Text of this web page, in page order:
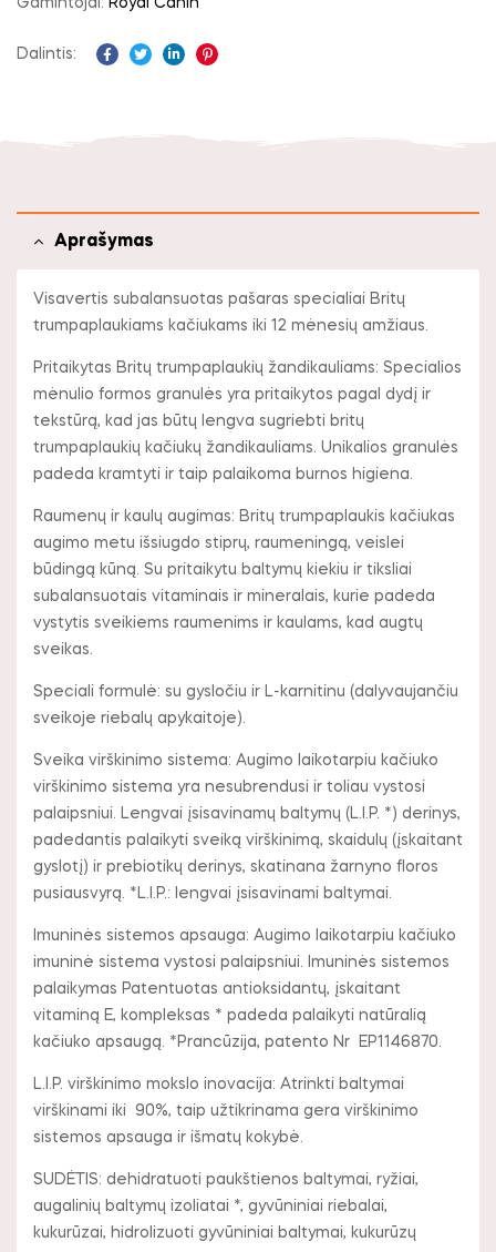
Dalintis:
Aprašymas
Visavertis subalansuotas pašaras specialiai Britų
trumpaplaukiams kačiukams iki 12 mėnesių amžiaus.
Pritaikytas Britų trumpaplaukių žandikauliams: Specialios
mėnulio formos granulės yra pritaikytos pagal dydį ir
tekstūrą, kad jas būtų lengva sugriebti britų
trumpaplaukių kačiukų žandikauliams. Unikalios granulės
padeda kramtyti ir taip palaikoma burnos higiena.
Raumenų ir kaulų augimas: Britų trumpaplaukis kačiukas
augimo metu išsiugdo stiprų, raumeningą, veislei
būdingą kūną. Su pritaikytu baltymų kiekiu ir tiksliai
subalansuotais vitaminais ir mineralais, kurie padeda
vystytis sveikiems raumenims ir kaulams, kad augtų
sveikas.
Speciali formulė: su gysločiu ir L-karnitinu (dalyvaujančiu
sveikoje riebalų apykaitoje).
Sveika virškinimo sistema: Augimo laikotarpiu kačiuko
virškinimo sistema yra nesubrendusi ir toliau vystosi
palaipsniui. Lengvai įsisavinamų baltymų (L.I.P. *) derinys,
padedantis palaikyti sveiką virškinimą, skaidulų (įskaitant
gyslotį) ir prebiotikų derinys, skatinana žarnyno floros
pusiausvyrą. *L.I.P.: lengvai įsisavinami baltymai.
Imuninės sistemos apsauga: Augimo laikotarpiu kačiuko
imuninė sistema vystosi palaipsniui. Imuninės sistemos
palaikymas Patentuotas antioksidantų, įskaitant
vitaminą E, kompleksas * padeda palaikyti natūralią
kačiuko apsaugą. *Prancūzija, patento Nr EP1146870.
L.I.P. virškinimo mokslo inovacija: Atrinkti baltymai
virškinami iki 90%, taip užtikrinama gera virškinimo
sistemos apsauga ir išmatų kokybė.
SUDĖTIS: dehidratuoti paukštienos baltymai, ryžiai,
augalinių baltymų izoliatai *, gyvūniniai riebalai,
kukurūzai, hidrolizuoti gyvūniniai baltymai, kukurūzų